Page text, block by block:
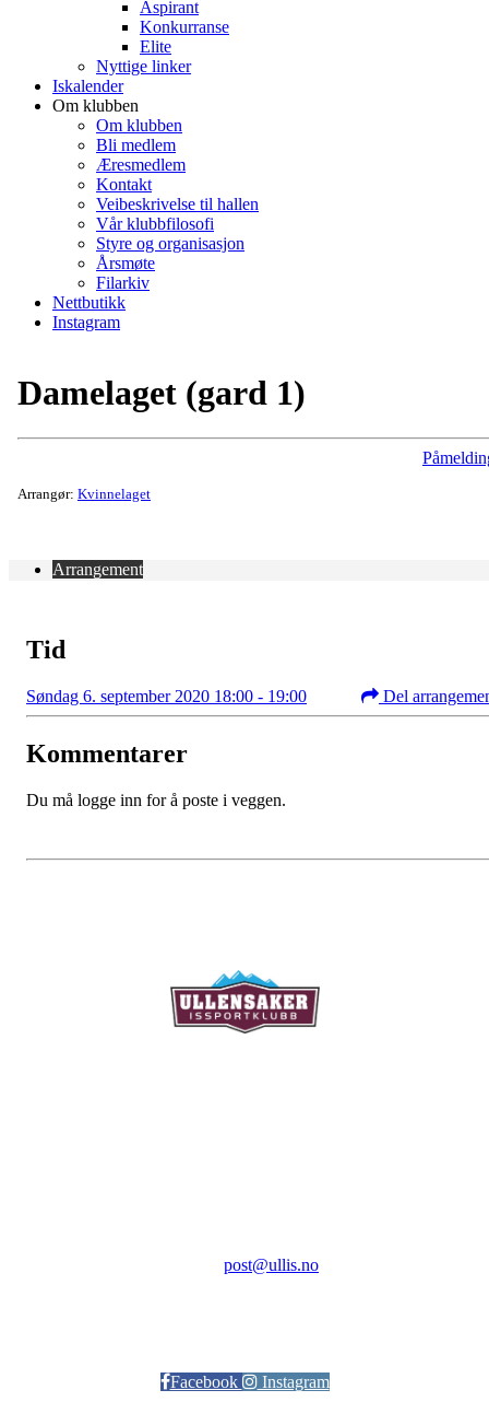
Aspirant
Konkurranse
Elite
Nyttige linker
Iskalender
Om klubben
Om klubben
Bli medlem
Æresmedlem
Kontakt
Veibeskrivelse til hallen
Vår klubbfilosofi
Styre og organisasjon
Årsmøte
Filarkiv
Nettbutikk
Instagram
Damelaget (gard 1)
Arrangør: Kvinnelaget
Arrangement
Tid
Søndag 6. september 2020 18:00 - 19:00 Del
Kommentarer
Du må logge inn for å poste i veggen.
post@ullis.no
Facebook Instagram